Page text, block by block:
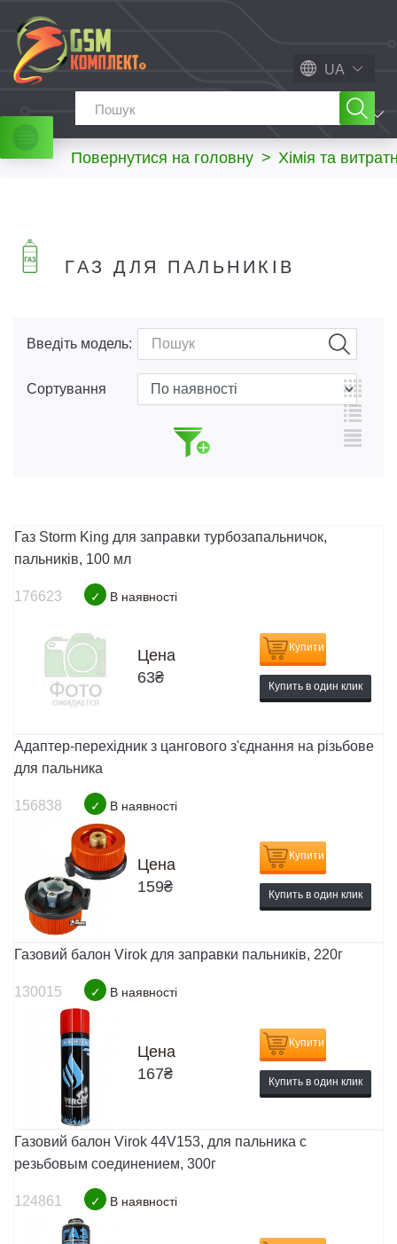
UA
МЕНЮ
Повернутися на головну > Хімія та
ГАЗ ДЛЯ ПАЛЬНИКІВ
Введіть модель:
Сортування
Газ Storm King для заправки турбозапальничок,
пальників, 100 мл
176623 ✓ В наявності
Цена
63₴
Купити
Купить в один клик
Адаптер-перехідник з цангового з'єднання на різьбове
для пальника
156838 ✓ В наявності
Цена
159₴
Купити
Купить в один клик
Газовий балон Virok для заправки пальників, 220г
130015 ✓ В наявності
Цена
167₴
Купити
Купить в один клик
Газовий балон Virok 44V153, для пальника с
резьбовым соединением, 300г
124861 ✓ В наявності